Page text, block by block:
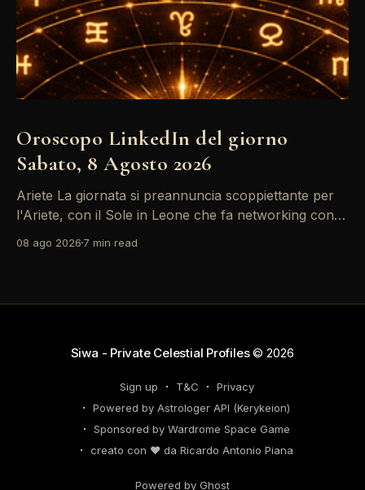
Oroscopo LinkedIn del giorno
Sabato, 8 Agosto 2026
Ariete La giornata si preannuncia scoppiettante per
l'Ariete, con il Sole in Leone che fa networking con la
d'oro per postare un aggiornamento che incapsuli la
08 ago 2026 7 min read
Siwa - Private Celestial Profiles© 2026
Sign up T&C
Privacy
Powered by Astrologer API (Kerykeion)
Sponsored by Wardrome Space Game
creato con ❤️ da Ricardo Antonio Piana
Powered by Ghost